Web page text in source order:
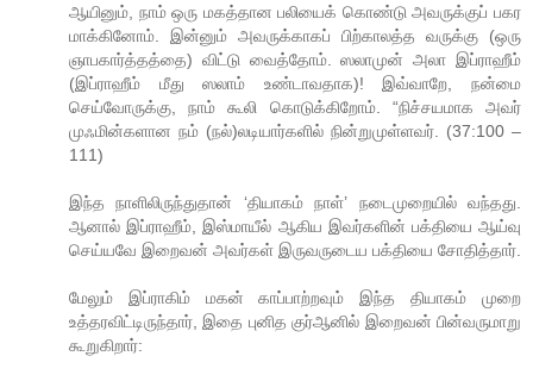
ஆயினும், நாம் ஒரு மகத்தான பலியைக் கொண்டு அவருக்குப் பகர
மாக்கினோம். இன்னும் அவருக்காகப் பிற்காலத்த வருக்கு (ஒரு
ஞாபகார்த்தத்தை) விட்டு வைத்தோம். ஸலாமுன் அலா இப்ராஹீம்
(இப்ராஹீம் மீது ஸலாம் உண்டாவதாக)! இவ்வாறே, நன்மை
செய்வோருக்கு, நாம் கூலி கொடுக்கிறோம். “நிச்சயமாக அவர்
முஃமின்களான நம் (நல்)லடியார்களில் நின்றுமுள்ளவர். (37:100 –
111)
இந்த நாளிலிருந்துதான் ‘தியாகம் நாள்’ நடைமுறையில் வந்தது.
ஆனால் இப்ராஹீம், இஸ்மாயீல் ஆகிய இவர்களின் பக்தியை ஆய்வு
செய்யவே இறைவன் அவர்கள் இருவருடைய பக்தியை சோதித்தார்.
மேலும் இப்ராகிம் மகன் காப்பாற்றவும் இந்த தியாகம் முறை
உத்தரவிட்டிருந்தார், இதை புனித குர்ஆனில் இறைவன் பின்வருமாறு
கூறுகிறார்: